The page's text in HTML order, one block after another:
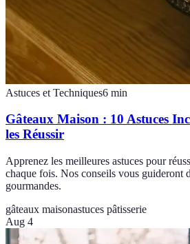
Astuces et Techniques6 min
Gâteaux Maison : 10 Astuces
les Réussir
Apprenez les meilleures astuces pour
chaque fois. Nos conseils vous guideront
gourmandes.
gâteaux maisonastuces pâtisserie
Aug 4